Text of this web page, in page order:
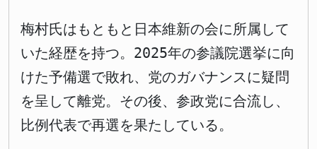
梅村氏はもともと日本維新の会に所属して
いた経歴を持つ。2025年の参議院選挙に向
けた予備選で敗れ、党のガバナンスに疑問
を呈して離党。その後、参政党に合流し、
比例代表で再選を果たしている。